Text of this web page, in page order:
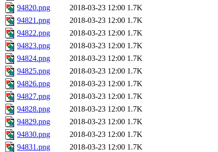
94820.png
2018-03-23 12:00 1.7K
94821.png
2018-03-23 12:00 1.7K
94822.png
2018-03-23 12:00 1.7K
94823.png
2018-03-23 12:00 1.7K
94824.png
2018-03-23 12:00 1.7K
94825.png
2018-03-23 12:00 1.7K
94826.png
2018-03-23 12:00 1.7K
94827.png
2018-03-23 12:00 1.7K
94828.png
2018-03-23 12:00 1.7K
94829.png
2018-03-23 12:00 1.7K
94830.png
2018-03-23 12:00 1.7K
94831.png
2018-03-23 12:00 1.7K